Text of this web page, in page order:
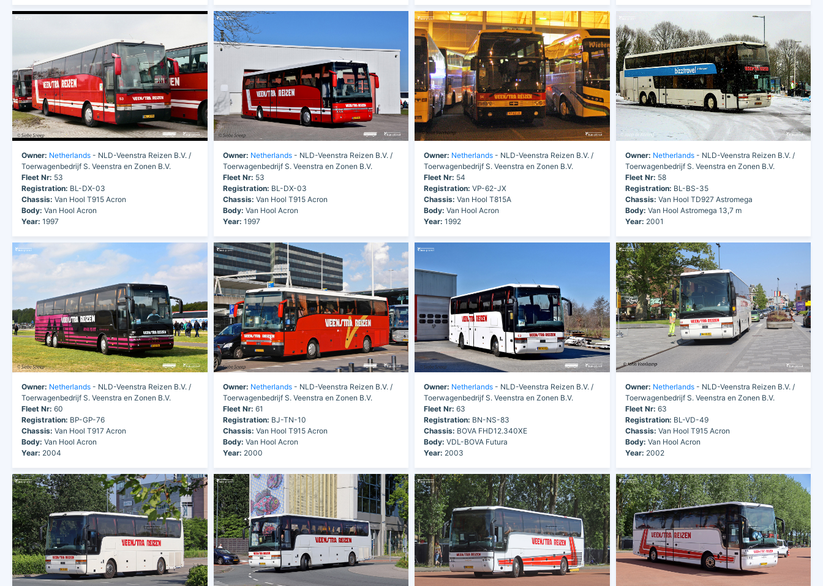
Owner: Netherlands - NLD-Veenstra Reizen B.V. /
Toerwagenbedrijf S. Veenstra en Zonen B.V.
Fleet Nr: 53
Registration: BL-DX-03
Chassis: Van Hool T915 Acron
Body: Van Hool Acron
Year: 1997
Owner: Netherlands- NLD-Veenstra Reizen B.V. /
Toerwagenbedrijf S. Veenstra en Zonen B.V.
Fleet Nr: 53
Registration: BL-DX-03
Chassis: Van Hool T915 Acron
Body: Van Hool Acron
Year: 1997
Owner: Netherlands - NLD-Veenstra Reizen B.V. /
Toerwagenbedrijf S. Veenstra en Zonen B.V.
Fleet Nr: 54
Registration: VP-62-JX
Chassis: Van Hool T815A
Body: Van Hool Acron
Year: 1992
Owner: Netherlands- NLD-Veenstra Reizen B.V. /
Toerwagenbedrijf S. Veenstra en Zonen B.V.
Fleet Nr: 58
Registration: BL-BS-35
Chassis: Van Hool TD927 Astromega
Body: Van Hool Astromega 13,7 m
Year: 2001
Owner: Netherlands - NLD-Veenstra Reizen B.V. /
Toerwagenbedrijf S. Veenstra en Zonen B.V.
Fleet Nr: 60
Registration: BP-GP-76
Chassis: Van Hool T917 Acron
Body: Van Hool Acron
Year: 2004
Owner: Netherlands- NLD-Veenstra Reizen B.V. /
Toerwagenbedrijf S. Veenstra en Zonen B.V.
Fleet Nr: 61
Registration: BJ-TN-10
Chassis: Van Hool T915 Acron
Body: Van Hool Acron
Year: 2000
Owner: Netherlands - NLD-Veenstra Reizen B.V. /
Toerwagenbedrijf S. Veenstra en Zonen B.V.
Fleet Nr: 63
Registration: BN-NS-83
Chassis: BOVA FHD12.340XE
Body: VDL-BOVA Futura
Year: 2003
Owner: Netherlands- NLD-Veenstra Reizen B.V. /
Toerwagenbedrijf S. Veenstra en Zonen B.V.
Fleet Nr: 63
Registration: BL-VD-49
Chassis: Van Hool T915 Acron
Body: Van Hool Acron
Year: 2002